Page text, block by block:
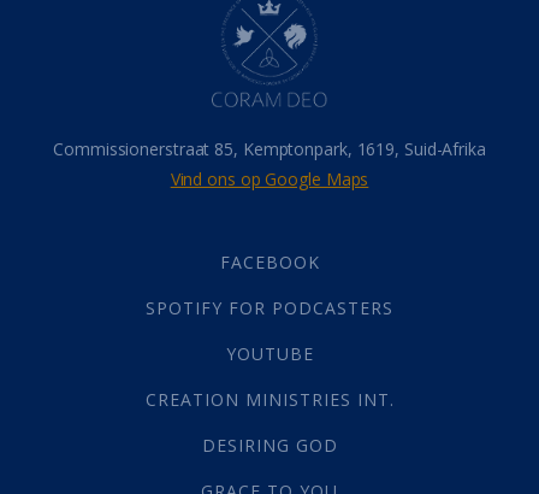
Hemel (31)
Israel (14)
Millennium(1)
Oordeelsdag(19)
Verheerlikte liggaam
Wederkoms
(27)
Gebed(87)
Die Onse Vader(12)
God(392)
Afgode(23)
Almag(1)
Alomteenwoordig
Commissionerstraat 85, Kemptonpark, 1619, Suid-Afrika
Vind ons op Google Maps
FACEBOOK
SPOTIFY FOR PODCASTERS
YOUTUBE
CREATION MINISTRIES INT.
DESIRING GOD